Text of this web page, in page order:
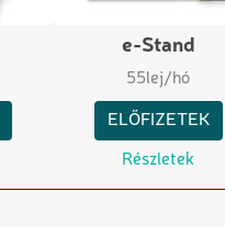
e-Stand
55lej/hó
ELŐFIZETEK
Részletek